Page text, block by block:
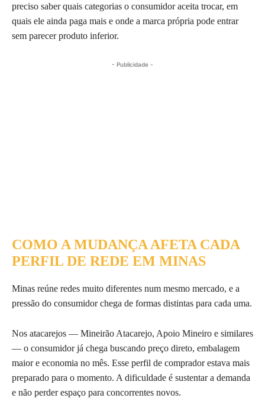
preciso saber quais categorias o consumidor aceita trocar, em
quais ele ainda paga mais e onde a marca própria pode entrar
sem parecer produto inferior.
- Publicidade -
COMO A MUDANÇA AFETA CADA
PERFIL DE REDE EM MINAS
Minas reúne redes muito diferentes num mesmo mercado, e a
pressão do consumidor chega de formas distintas para cada uma.
Nos atacarejos — Mineirão Atacarejo, Apoio Mineiro e similares
— o consumidor já chega buscando preço direto, embalagem
maior e economia no mês. Esse perfil de comprador estava mais
preparado para o momento. A dificuldade é sustentar a demanda
e não perder espaço para concorrentes novos.